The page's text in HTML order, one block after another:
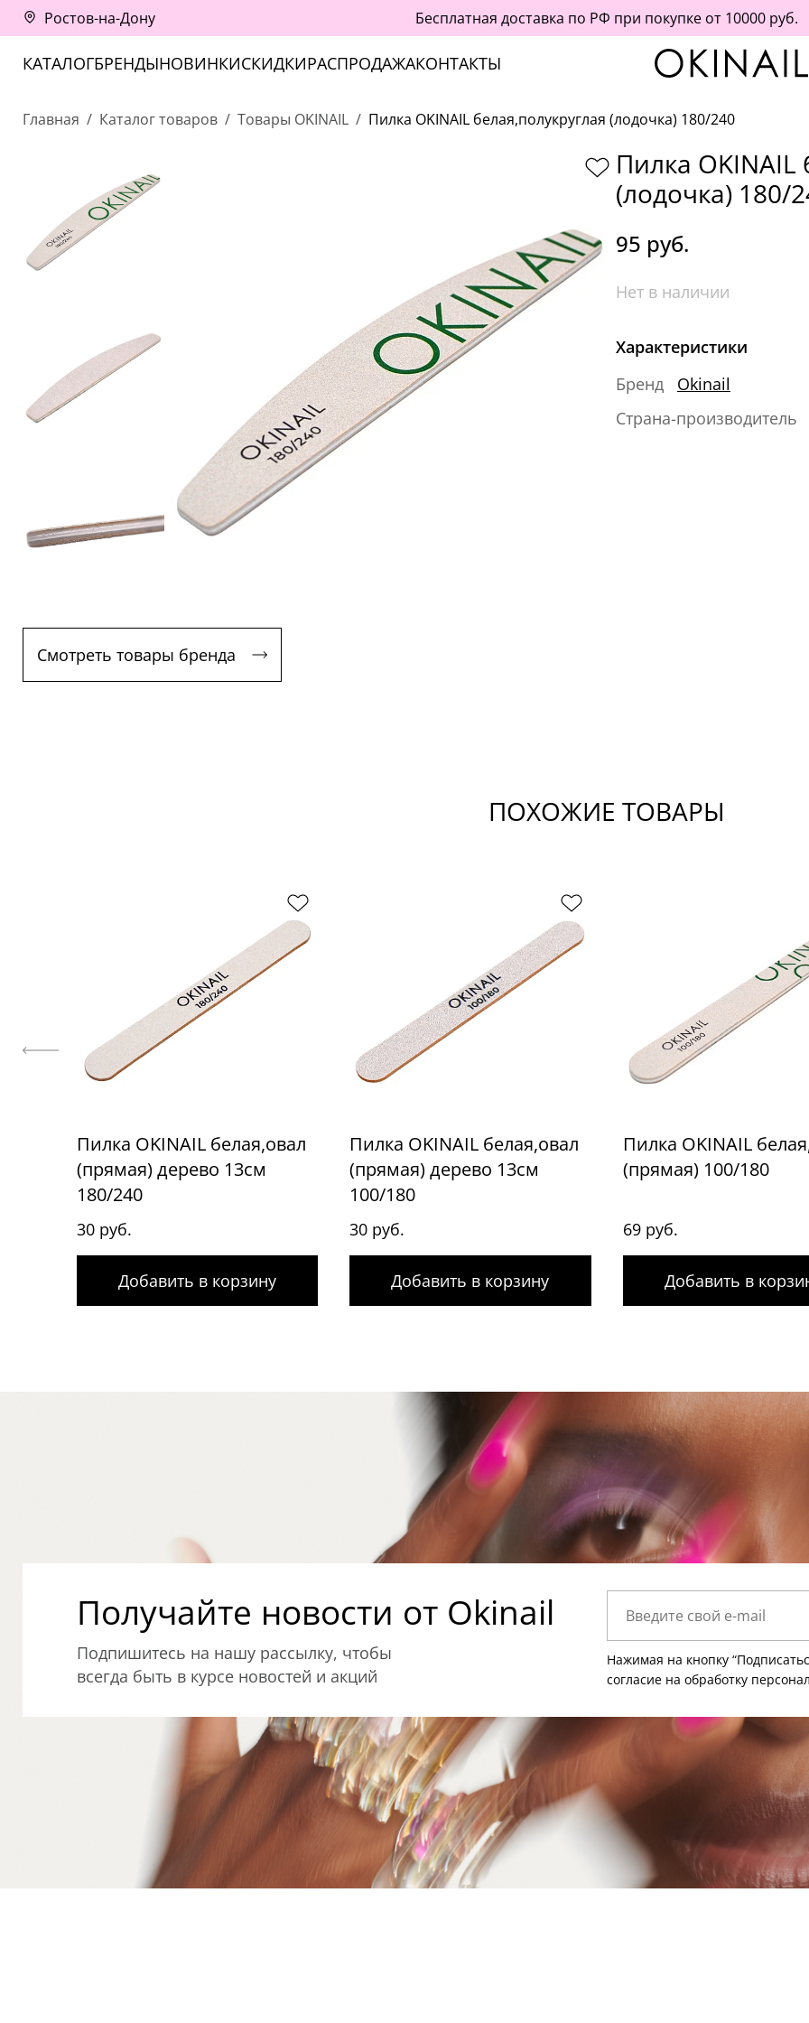
Ростов-на-Дону Бесплатная доставка по РФ при покупке от 10000 руб.
КАТАЛОГБРЕНДЫНОВИНКИСКИДКИРАСПРОДАЖАКОНТАКТЫ
Главная Каталог товаров Товары OKINAIL Пилка OKINAIL белая,полукруглая (лодочка) 180/240
Смотреть товары бренда
Пилка OKINAIL
(лодочка) 180/
95 руб.
Нет в наличии
Характеристики
Бренд
Okinail
Страна-производитель
ПОХОЖИЕ ТОВАРЫ
Пилка OKINAIL белая,овал
(прямая) дерево 13см
180/240
30 руб.
Добавить в корзину
Пилка OKINAIL белая,овал
(прямая) дерево 13см
100/180
30 руб.
Добавить в корзину
Пилка OKINAIL
(прямая) 100/180
69 руб.
Добавить в
Получайте новости от Okinail
Подпишитесь на нашу рассылку, чтобы
всегда быть в курсе новостей и акций
Нажимая на кнопку
согласие на обработку